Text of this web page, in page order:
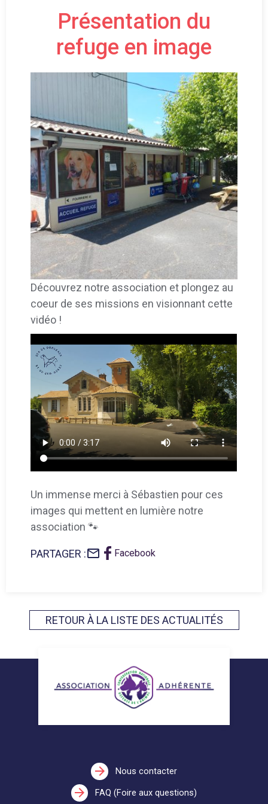
Présentation du
refuge en image
Découvrez notre association et plongez au
coeur de ses missions en visionnant cette
vidéo !
Un immense merci à Sébastien pour ces
images qui mettent en lumière notre
association 🐾
PARTAGER :mail_outline Facebook
RETOUR À LA LISTE DES ACTUALITÉS
arrow_forward Nous contacter
arrow_forward FAQ (Foire aux questions)